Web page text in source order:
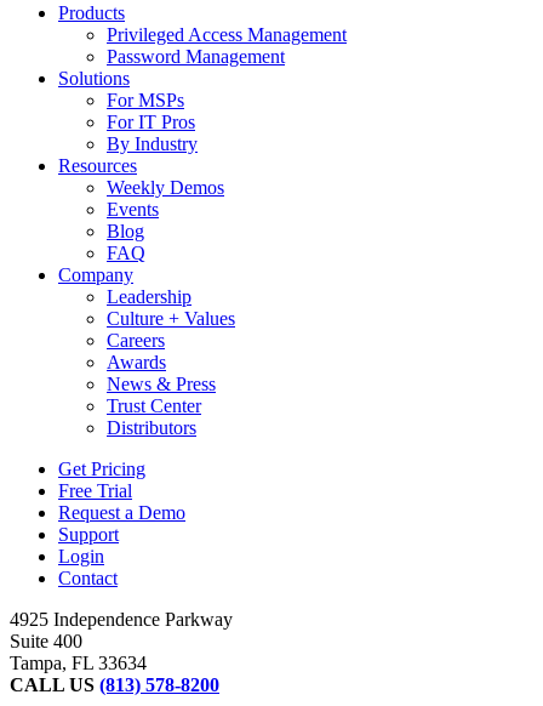
Products
Privileged Access Management
Password Management
Solutions
For MSPs
For IT Pros
By Industry
Resources
Weekly Demos
Events
Blog
FAQ
Company
Leadership
Culture + Values
Careers
Awards
News & Press
Trust Center
Distributors
Get Pricing
Free Trial
Request a Demo
Support
Login
Contact
4925 Independence Parkway
Suite 400
Tampa, FL 33634
CALL US (813) 578-8200